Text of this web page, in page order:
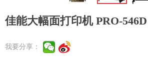
佳能大幅面打印机 PRO-546D
我要分享：